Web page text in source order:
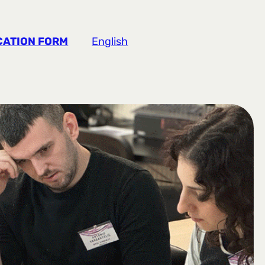
FORM English